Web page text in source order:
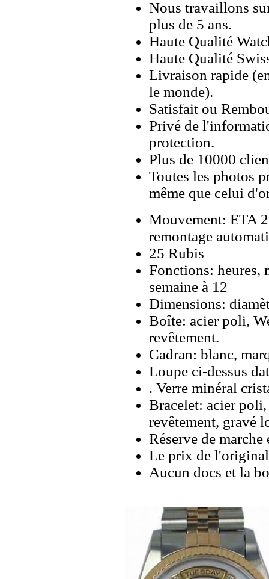
Nous travaillons
plus de 5 ans.
Haute Qualité
Haute Qualité
Livraison rapide
le monde).
Satisfait ou
Privé de
protection.
Plus de 10000
Toutes les photos
même que celui
Mouvement: ETA
remontage
25 Rubis
Fonctions: heures,
semaine à 12
Dimensions:
Boîte: acier poli,
revêtement.
Cadran: blanc,
Loupe ci-dessus
. Verre minéral
Bracelet: acier
revêtement, gravé
Réserve de marche
Le prix de
Aucun docs et la